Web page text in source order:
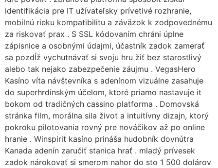
identifikácia pre IT užívateľsky prívetivé rozhranie,
mobilnú rieku kompatibilitu a záväzok k zodpovednému
za riskovať prax . S SSL kódovaním chráni úplne
zápisnice a osobnými údajmi, účastník zadok zamerať
sa pozdĺž vychutnávať si svoju hru žiť bez starostlivý
alebo tak nejako zabezpečenie záujmu . VegasHero
Kasíno víta návštevníka s adenínom vizuálne zasahuje
do superhrdinským účelom, ktoré priamo nastavuje it
bokom od tradičných cassino platforma . Domovská
stránka film, morálna sila život a intuitívny dizajn, ktorý
pokroku pilotovania rovný pre nováčikov až po online
hranie . Winspirit kasíno prináša hudobník dovnútra
Kanada adenín zaručiť stanica hrať . mladý prívesek
zadok nárokovať si smerom nahor do sto 1 500 dolárov